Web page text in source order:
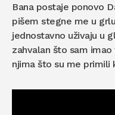
Bana postaje ponovo
pišem stegne me u
jednostavno uživaju u
zahvalan što sam
njima što su me primili